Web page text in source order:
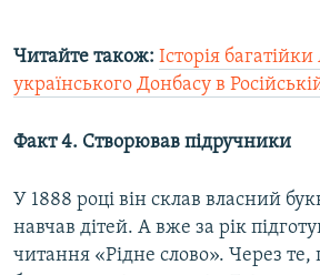
Читайте також: Історія багатійки
українського Донбасу в
Факт 4. Створював підручники
У 1888 році він склав власний
навчав дітей. А вже за рік
читання «Рідне слово». Через